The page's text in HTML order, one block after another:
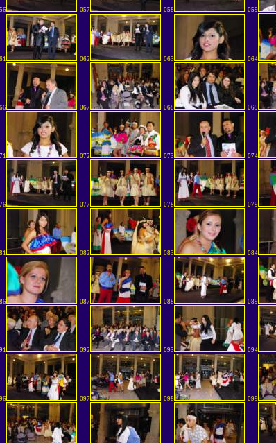
057 058 059
062 063 064
067 068 069
072 073 074
077 078 079
082 083 084
087 088 089
092 093 094
097 098 099